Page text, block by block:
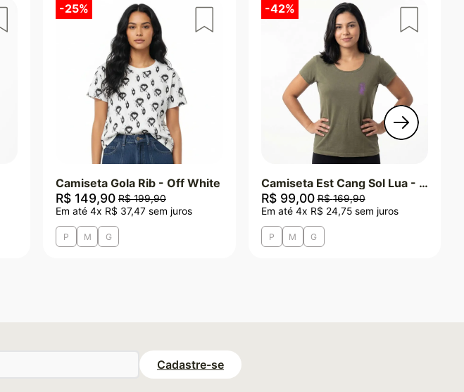
-25%
Camiseta Gola Rib - Off White
R$ 149,90 R$ 199,90
Em até 4x R$ 37,47 sem juros
P M G
-42%
Camiseta Est Cang Sol Lua - Verde Militar
R$ 99,00 R$ 169,90
Em até 4x R$ 24,75sem juros
P M G
Cadastre-se